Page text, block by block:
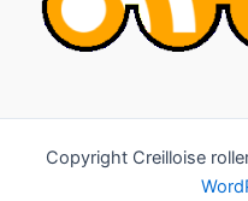
Copyright Creilloise